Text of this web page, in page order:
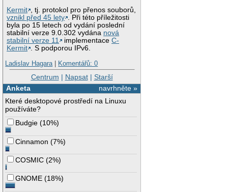
Kermit , tj. protokol pro přenos souborů,
vznikl před 45 lety . Při této příležitosti
byla po 15 letech od vydání poslední
stabilní verze 9.0.302 vydána nová
stabilní verze 11
implementaceC-
Kermit . S podporou IPv6.
Ladislav Hagara| Komentářů: 0
Centrum | Napsat| Starší
navrhněte »
Anketa
Které desktopové prostředí na Linuxu
používáte?
Budgie (10%)
Cinnamon (7%)
COSMIC (2%)
GNOME (18%)